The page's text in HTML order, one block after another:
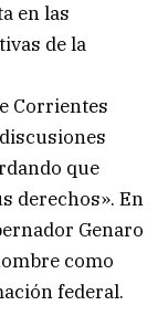
en las
de la
Corrientes
que
derechos». En
Genaro
como
federal.